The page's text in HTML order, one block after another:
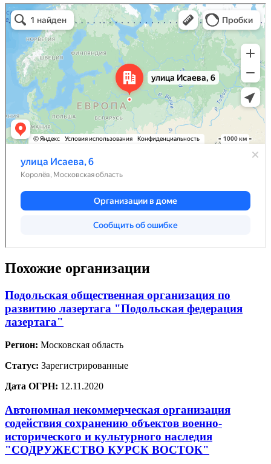
Похожие организации
Подольская общественная организация по
развитию лазертага "Подольская федерация
лазертага"
Регион: Московская область
Статус: Зарегистрированные
Дата ОГРН: 12.11.2020
Автономная некоммерческая организация
содействия сохранению объектов военно-
исторического и культурного наследия
"СОДРУЖЕСТВО КУРСК ВОСТОК"